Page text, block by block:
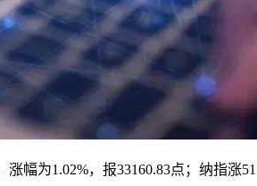
为1.02%，报33160.83点；纳指涨